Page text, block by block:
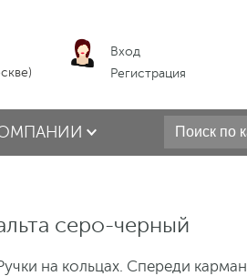
Вход
Регистрация
серо-черный
на кольцах. Спереди